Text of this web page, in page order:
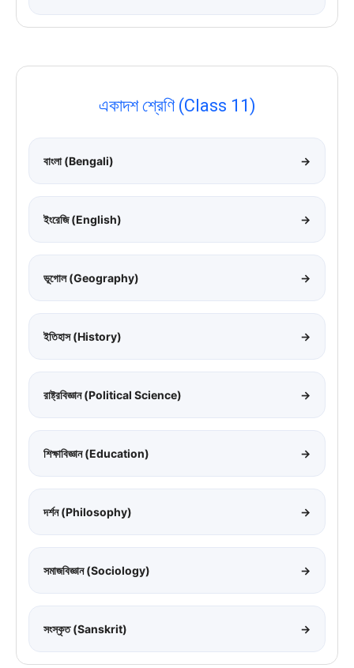
একাদশ শ্রেণি (Class 11)
বাংলা (Bengali) →
ইংরেজি (English) →
ভূগোল (Geography) →
ইতিহাস (History) →
রাষ্ট্রবিজ্ঞান (Political Science) →
শিক্ষাবিজ্ঞান (Education) →
দর্শন (Philosophy) →
সমাজবিজ্ঞান (Sociology) →
সংস্কৃত (Sanskrit) →